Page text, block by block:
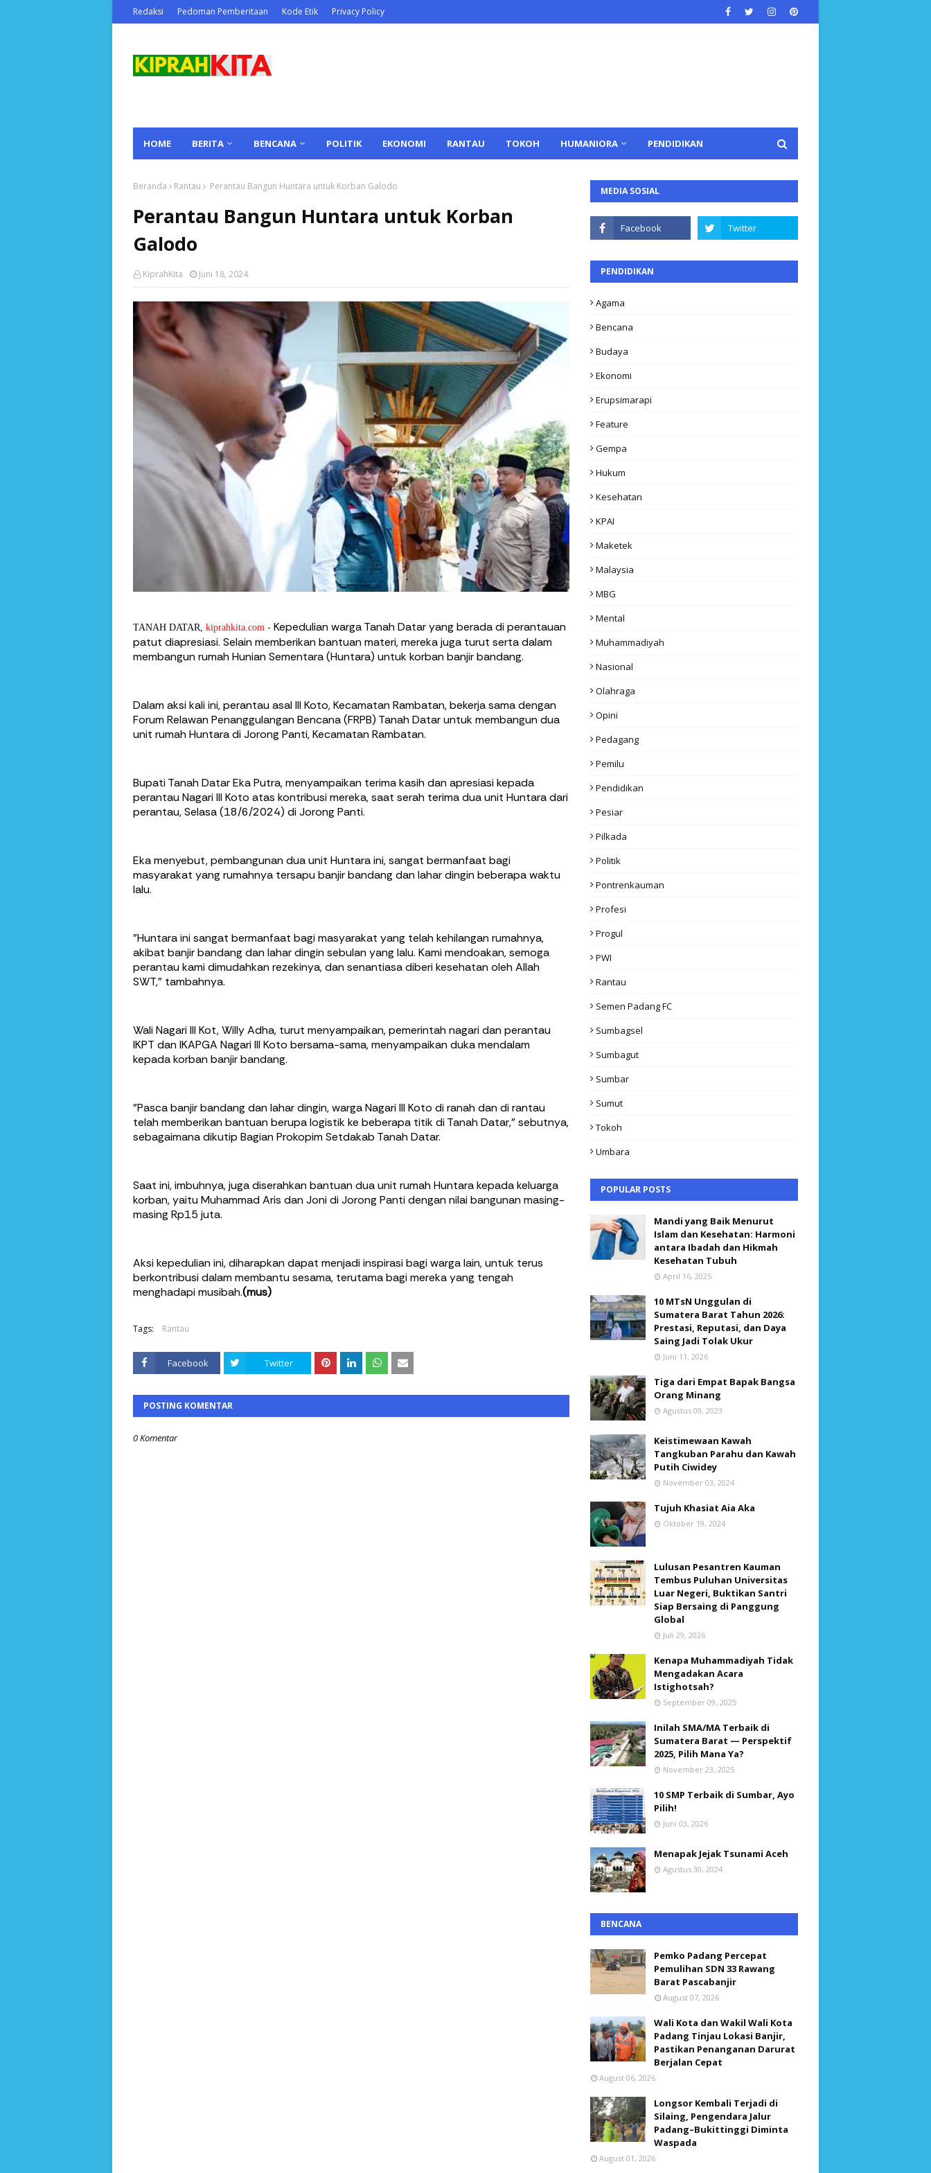
Redaksi Pedoman Pemberitaan Kode Etik Privacy Policy
HOME BERITA BENCANA POLITIK EKONOMI RANTAU TOKOH HUMANIORA PENDIDIKAN
Beranda Rantau Perantau Bangun Huntara untuk Korban Galodo
Perantau Bangun Huntara untuk Korban
Galodo
KiprahKita Juni 18, 2024
TANAH DATAR, kiprahkita.com - Kepedulian warga Tanah Datar yang berada di perantauan
patut diapresiasi. Selain memberikan bantuan materi, mereka juga turut serta dalam
membangun rumah Hunian Sementara (Huntara) untuk korban banjir bandang.
Dalam aksi kali ini, perantau asal III Koto, Kecamatan Rambatan, bekerja sama dengan
Forum Relawan Penanggulangan Bencana (FRPB) Tanah Datar untuk membangun dua
unit rumah Huntara di Jorong Panti, Kecamatan Rambatan.
Bupati Tanah Datar Eka Putra, menyampaikan terima kasih dan apresiasi kepada
perantau Nagari III Koto atas kontribusi mereka, saat serah terima dua unit Huntara dari
perantau, Selasa (18/6/2024) di Jorong Panti.
Eka menyebut, pembangunan dua unit Huntara ini, sangat bermanfaat bagi
masyarakat yang rumahnya tersapu banjir bandang dan lahar dingin beberapa waktu
lalu.
"Huntara ini sangat bermanfaat bagi masyarakat yang telah kehilangan rumahnya,
akibat banjir bandang dan lahar dingin sebulan yang lalu. Kami mendoakan, semoga
perantau kami dimudahkan rezekinya, dan senantiasa diberi kesehatan oleh Allah
SWT," tambahnya.
Wali Nagari III Kot, Willy Adha, turut menyampaikan, pemerintah nagari dan perantau
IKPT dan IKAPGA Nagari III Koto bersama-sama, menyampaikan duka mendalam
kepada korban banjir bandang.
"Pasca banjir bandang dan lahar dingin, warga Nagari III Koto di ranah dan di rantau
telah memberikan bantuan berupa logistik ke beberapa titik di Tanah Datar," sebutnya,
sebagaimana dikutip Bagian Prokopim Setdakab Tanah Datar.
Saat ini, imbuhnya, juga diserahkan bantuan dua unit rumah Huntara kepada keluarga
korban, yaitu Muhammad Aris dan Joni di Jorong Panti dengan nilai bangunan masing-
masing Rp15 juta.
Aksi kepedulian ini, diharapkan dapat menjadi inspirasi bagi warga lain, untuk terus
berkontribusi dalam membantu sesama, terutama bagi mereka yang tengah
menghadapi musibah.(mus)
Tags: Rantau
Facebook Twitter
POSTING KOMENTAR
0 Komentar
MEDIA SOSIAL
PENDIDIKAN
Agama
Bencana
Budaya
Ekonomi
Erupsimarapi
Feature
Gempa
Hukum
Kesehatan
KPAI
Maketek
Malaysia
MBG
Mental
Muhammadiyah
Nasional
Olahraga
Opini
Pedagang
Pemilu
Pendidikan
Pesiar
Pilkada
Politik
Pontrenkauman
Profesi
Progul
PWI
Rantau
Semen Padang FC
Sumbagsel
Sumbagut
Sumbar
Sumut
Tokoh
Umbara
POPULAR POSTS
Mandi yang Baik Menurut
Islam dan Kesehatan: Harmoni
antara Ibadah dan Hikmah
Kesehatan Tubuh
April 16, 2025
10 MTsN Unggulan di
Sumatera Barat Tahun 2026:
Prestasi, Reputasi, dan Daya
Saing Jadi Tolak Ukur
Juni 11, 2026
Tiga dari Empat Bapak Bangsa
Orang Minang
Agustus 09, 2023
Keistimewaan Kawah
Tangkuban Parahu dan Kawah
Putih Ciwidey
November 03, 2024
Tujuh Khasiat Aia Aka
Oktober 19, 2024
Lulusan Pesantren Kauman
Tembus Puluhan Universitas
Luar Negeri, Buktikan Santri
Siap Bersaing di Panggung
Global
Juli 29, 2026
Kenapa Muhammadiyah Tidak
Mengadakan Acara
Istighotsah?
September 09, 2025
Inilah SMA/MA Terbaik di
Sumatera Barat — Perspektif
2025, Pilih Mana Ya?
November 23, 2025
10 SMP Terbaik di Sumbar, Ayo
Pilih!
Juni 03, 2026
Menapak Jejak Tsunami Aceh
Agustus 30, 2024
BENCANA
Pemko Padang Percepat
Pemulihan SDN 33 Rawang
Barat Pascabanjir
August 07, 2026
Wali Kota dan Wakil Wali Kota
Padang Tinjau Lokasi Banjir,
Pastikan Penanganan Darurat
Berjalan Cepat
August 06, 2026
Longsor Kembali Terjadi di
Silaing, Pengendara Jalur
Padang–Bukittinggi Diminta
Waspada
August 01, 2026